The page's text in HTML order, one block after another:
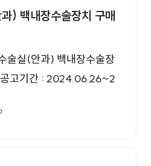
) 백내장수술장치 구매
술실(안과) 백내장수술장
공고기간 : 2024.06.26~2
: 계약시작일로부터 90